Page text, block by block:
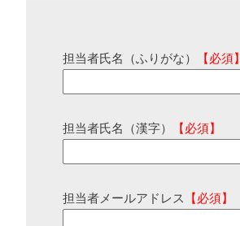
担当者氏名（ふりがな） 【必須】
担当者氏名（漢字） 【必須】
担当者メールアドレス 【必須】